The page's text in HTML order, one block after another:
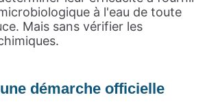
à l'eau de toute
Mais sans vérifier les
démarche officielle